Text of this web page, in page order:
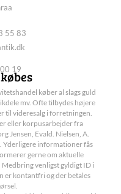
55 83
19
køber al slags guld
mv. Ofte tilbydes højere
til videresalg i forretningen.
eller korpusarbejder fra
Jensen, Evald. Nielsen, A.
Yderligere informationer fås
gerne om aktuelle
Medbring venligst gyldigt ID i
er kontantfri og der betales